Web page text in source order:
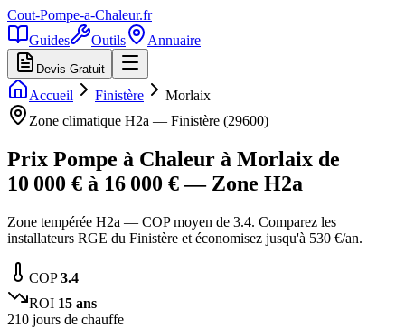
Cout-Pompe-a-Chaleur.fr
Guides
Outils Annuaire
Devis Gratuit
Accueil Finistère
Morlaix
Zone climatique H2a — Finistère (29600)
Prix Pompe à Chaleur à Morlaix de
10 000 € à 16 000 € — Zone H2a
Zone tempérée H2a — COP moyen de 3.4. Comparez les
installateurs RGE du Finistère et économisez jusqu'à 530 €/an.
COP3.4
ROI 15 ans
210 jours de chauffe